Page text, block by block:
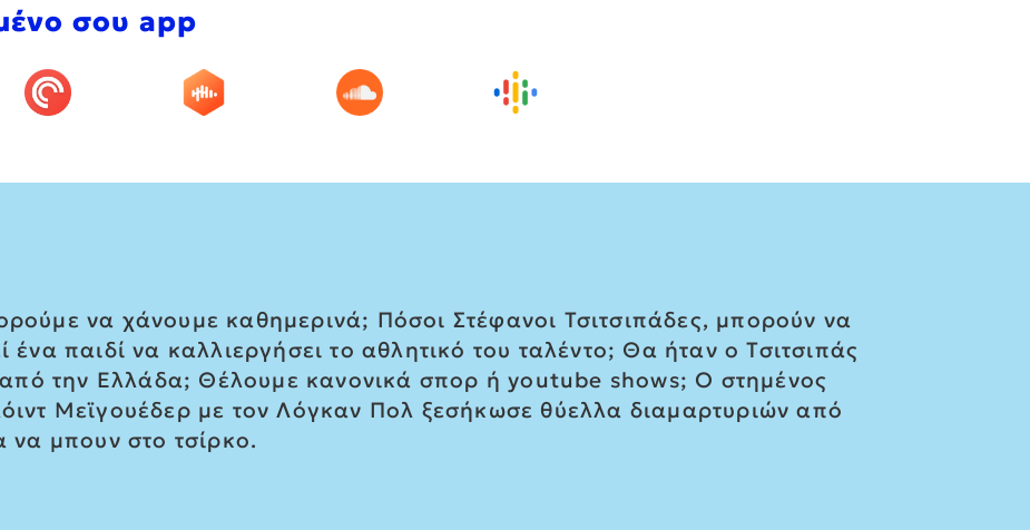
σου app
να χάνουμε καθημερινά; Πόσοι Στέφανοι Τσιτσιπάδες, μπορούν να
παιδί να καλλιεργήσει το αθλητικό του ταλέντο; Θα ήταν ο Τσιτσιπάς
την Ελλάδα; Θέλουμε κανονικά σπορ ή youtube shows; Ο στημένος
Μεϊγουέδερ με τον Λόγκαν Πολ ξεσήκωσε θύελλα διαμαρτυριών από
να μπουν στο τσίρκο.